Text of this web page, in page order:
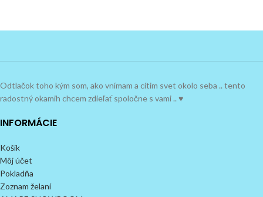
Odtlačok toho kým som, ako vnímam a cítim svet okolo seba .. tento
radostný okamih chcem zdieľať spoločne s vami .. ♥
INFORMÁCIE
Košík
Môj účet
Pokladňa
Zoznam želaní